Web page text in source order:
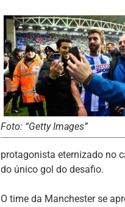
Foto: “Getty Images”
protagonista eternizado no
do único gol do desafio.
O time da Manchester se